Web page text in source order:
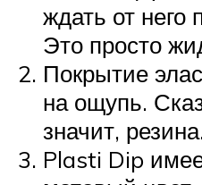
ждать от него
Это просто
Покрытие
на ощупь.
значит,
Plasti Dip